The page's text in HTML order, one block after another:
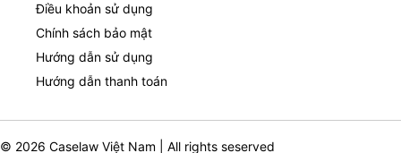
Điều khoản sử dụng
Chính sách bảo mật
Hướng dẫn sử dụng
Hướng dẫn thanh toán
© 2026 Caselaw Việt Nam | All rights seserved